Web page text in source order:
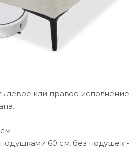
левое или правое исполнение
подушками 60 см, без подушек -